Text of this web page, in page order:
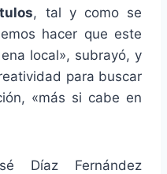
, tal y como se
hacer que este
local», subrayó, y
para buscar
«más si cabe en
Díaz Fernández